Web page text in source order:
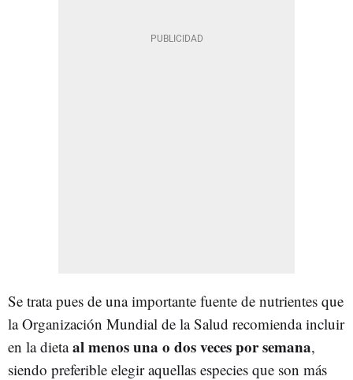
Se trata pues de una importante fuente de nutrientes que
la Organización Mundial de la Salud recomienda incluir
en la dietaal menos una o dos veces por semana,
siendo preferible elegir aquellas especies que son más